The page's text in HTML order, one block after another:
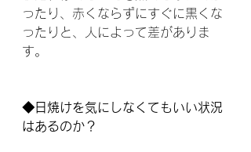
ったり、赤くならずにすぐに黒くな
ったりと、人によって差がありま
す。
◆日焼けを気にしなくてもいい状況
はあるのか？